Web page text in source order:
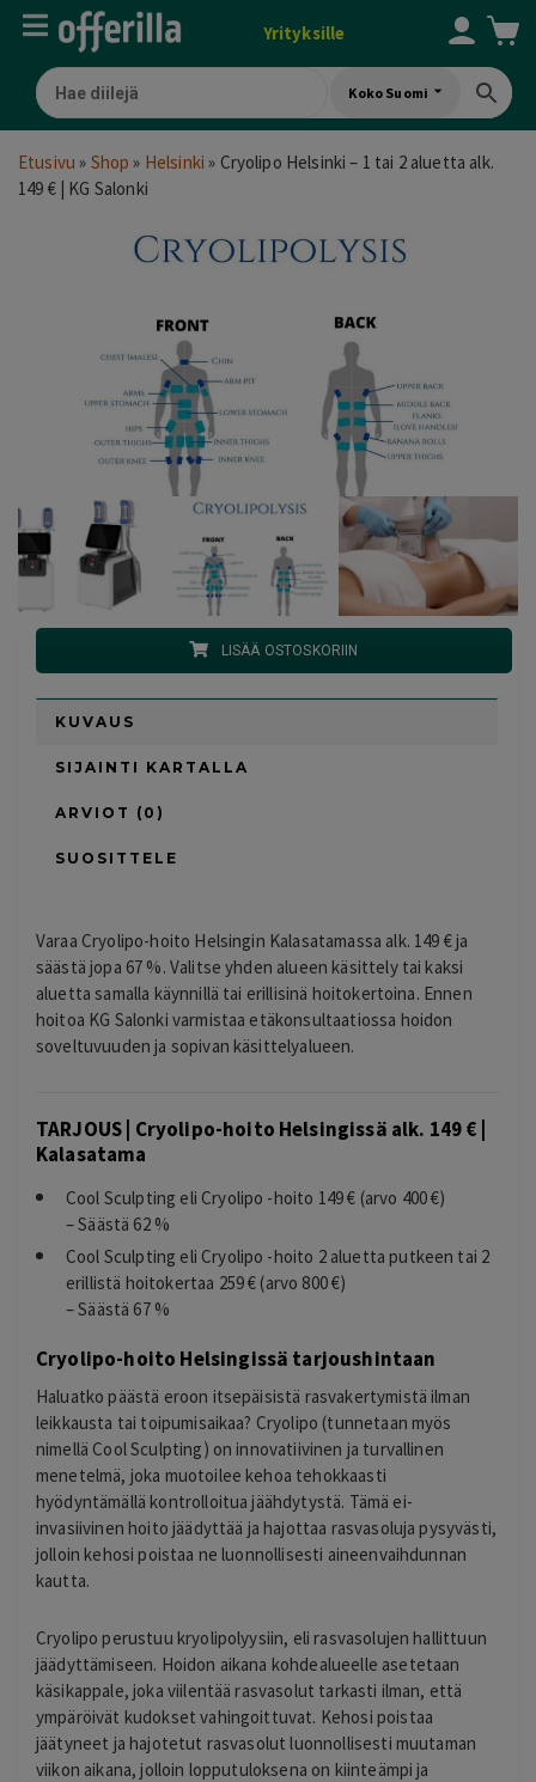
Yrityksille
Koko Suomi
Etusivu » Shop » Helsinki » Cryolipo Helsinki – 1 tai 2 aluetta alk.
149 € | KG Salonki
LISÄÄ OSTOSKORIIN
KUVAUS
SIJAINTI KARTALLA
ARVIOT (0)
SUOSITTELE
Varaa Cryolipo-hoito Helsingin Kalasatamassa alk. 149 € ja
säästä jopa 67 %. Valitse yhden alueen käsittely tai kaksi
aluetta samalla käynnillä tai erillisinä hoitokertoina. Ennen
hoitoa KG Salonki varmistaa etäkonsultaatiossa hoidon
soveltuvuuden ja sopivan käsittelyalueen.
TARJOUS | Cryolipo-hoito Helsingissä alk. 149 € |
Kalasatama
Cool Sculpting eli Cryolipo -hoito 149 € (arvo 400 €)
– Säästä 62 %
Cool Sculpting eli Cryolipo -hoito 2 aluetta putkeen tai 2
erillistä hoitokertaa 259 € (arvo 800 €)
– Säästä 67 %
Cryolipo-hoito Helsingissä tarjoushintaan
Haluatko päästä eroon itsepäisistä rasvakertymistä ilman
leikkausta tai toipumisaikaa? Cryolipo (tunnetaan myös
nimellä Cool Sculpting) on innovatiivinen ja turvallinen
menetelmä, joka muotoilee kehoa tehokkaasti
hyödyntämällä kontrolloitua jäähdytystä. Tämä ei-
invasiivinen hoito jäädyttää ja hajottaa rasvasoluja pysyvästi,
jolloin kehosi poistaa ne luonnollisesti aineenvaihdunnan
kautta.
Cryolipo perustuu kryolipolyysiin, eli rasvasolujen hallittuun
jäädyttämiseen. Hoidon aikana kohdealueelle asetetaan
käsikappale, joka viilentää rasvasolut tarkasti ilman, että
ympäröivät kudokset vahingoittuvat. Kehosi poistaa
jäätyneet ja hajotetut rasvasolut luonnollisesti muutaman
viikon aikana, jolloin lopputuloksena on kiinteämpi ja